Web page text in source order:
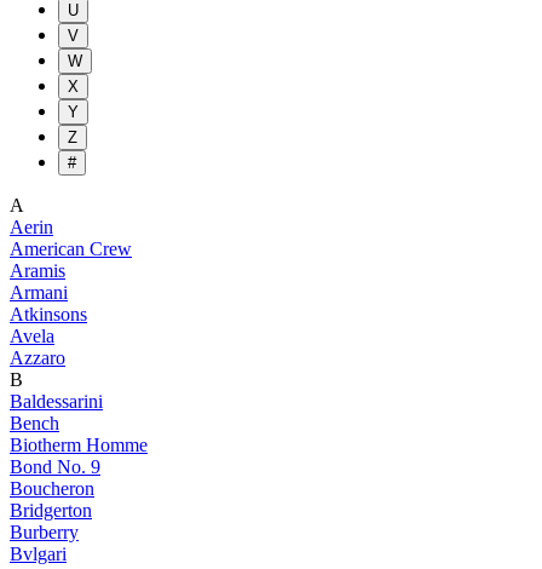
U
V
W
X
Y
Z
#
A
Aerin
American Crew
Aramis
Armani
Atkinsons
Avela
Azzaro
B
Baldessarini
Bench
Biotherm Homme
Bond No. 9
Boucheron
Bridgerton
Burberry
Bvlgari